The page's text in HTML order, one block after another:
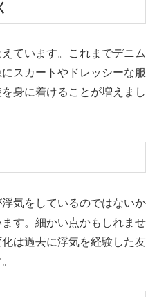
ています。これまでデニム
スカートやドレッシーな服
身に着けることが増えまし
気をしているのではないか
す。細かい点かもしれませ
は過去に浮気を経験した友